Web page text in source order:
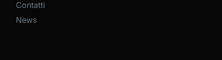
Contatti
News